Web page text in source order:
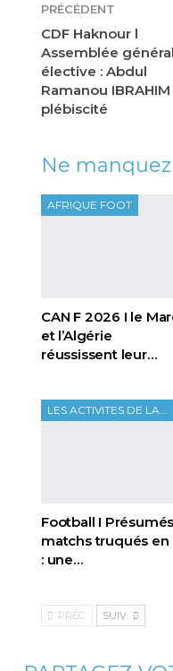
PRÉCÉDENT
CDF Haknour l
Assemblée
élective : Abdul
Ramanou IBRAHIM
plébiscité
Ne
AFRIQUE FOOT
CAN F 2026 I le
et l’Algérie
réussissent leur…
Football I Présumés
matchs truqués en
: une…
PRÉC. SUIV.